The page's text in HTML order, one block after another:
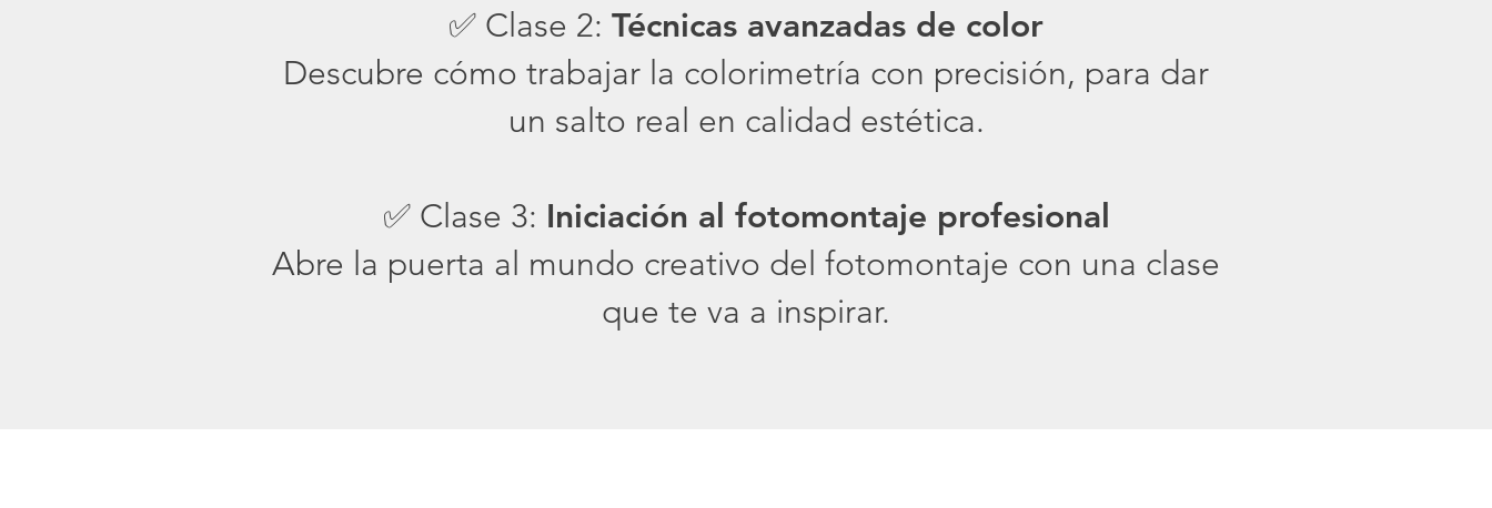
✅ Clase 2: Técnicas avanzadas de color
Descubre cómo trabajar la colorimetría con precisión, para dar
un salto real en calidad estética.
✅ Clase 3: Iniciación al fotomontaje profesional
Abre la puerta al mundo creativo del fotomontaje con una clase
que te va a inspirar.